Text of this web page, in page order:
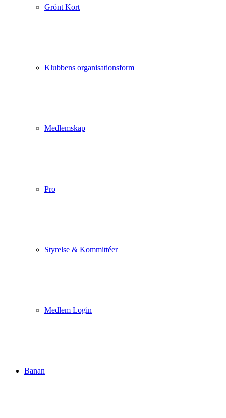
Grönt Kort
Klubbens organisationsform
Medlemskap
Pro
Styrelse & Kommittéer
Medlem Login
Banan